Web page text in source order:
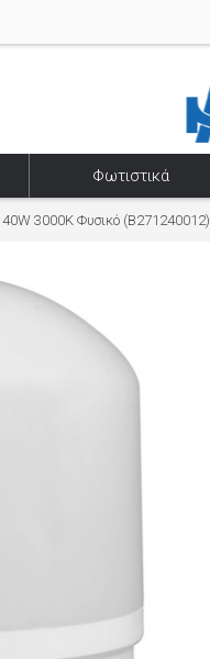
Φωτιστικά
3000K Φυσικό (B271240012)